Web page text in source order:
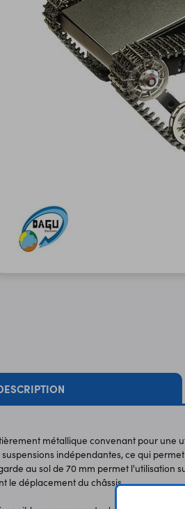
métallique convenant pour une
indépendantes, ce qui
au sol de 70 mm permet l'utilisation
le déplacement du châssis.